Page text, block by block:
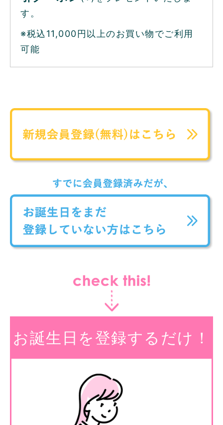
す。
※税込11,000円以上のお買い物でご利用
可能
お誕生日を登録するだけ！